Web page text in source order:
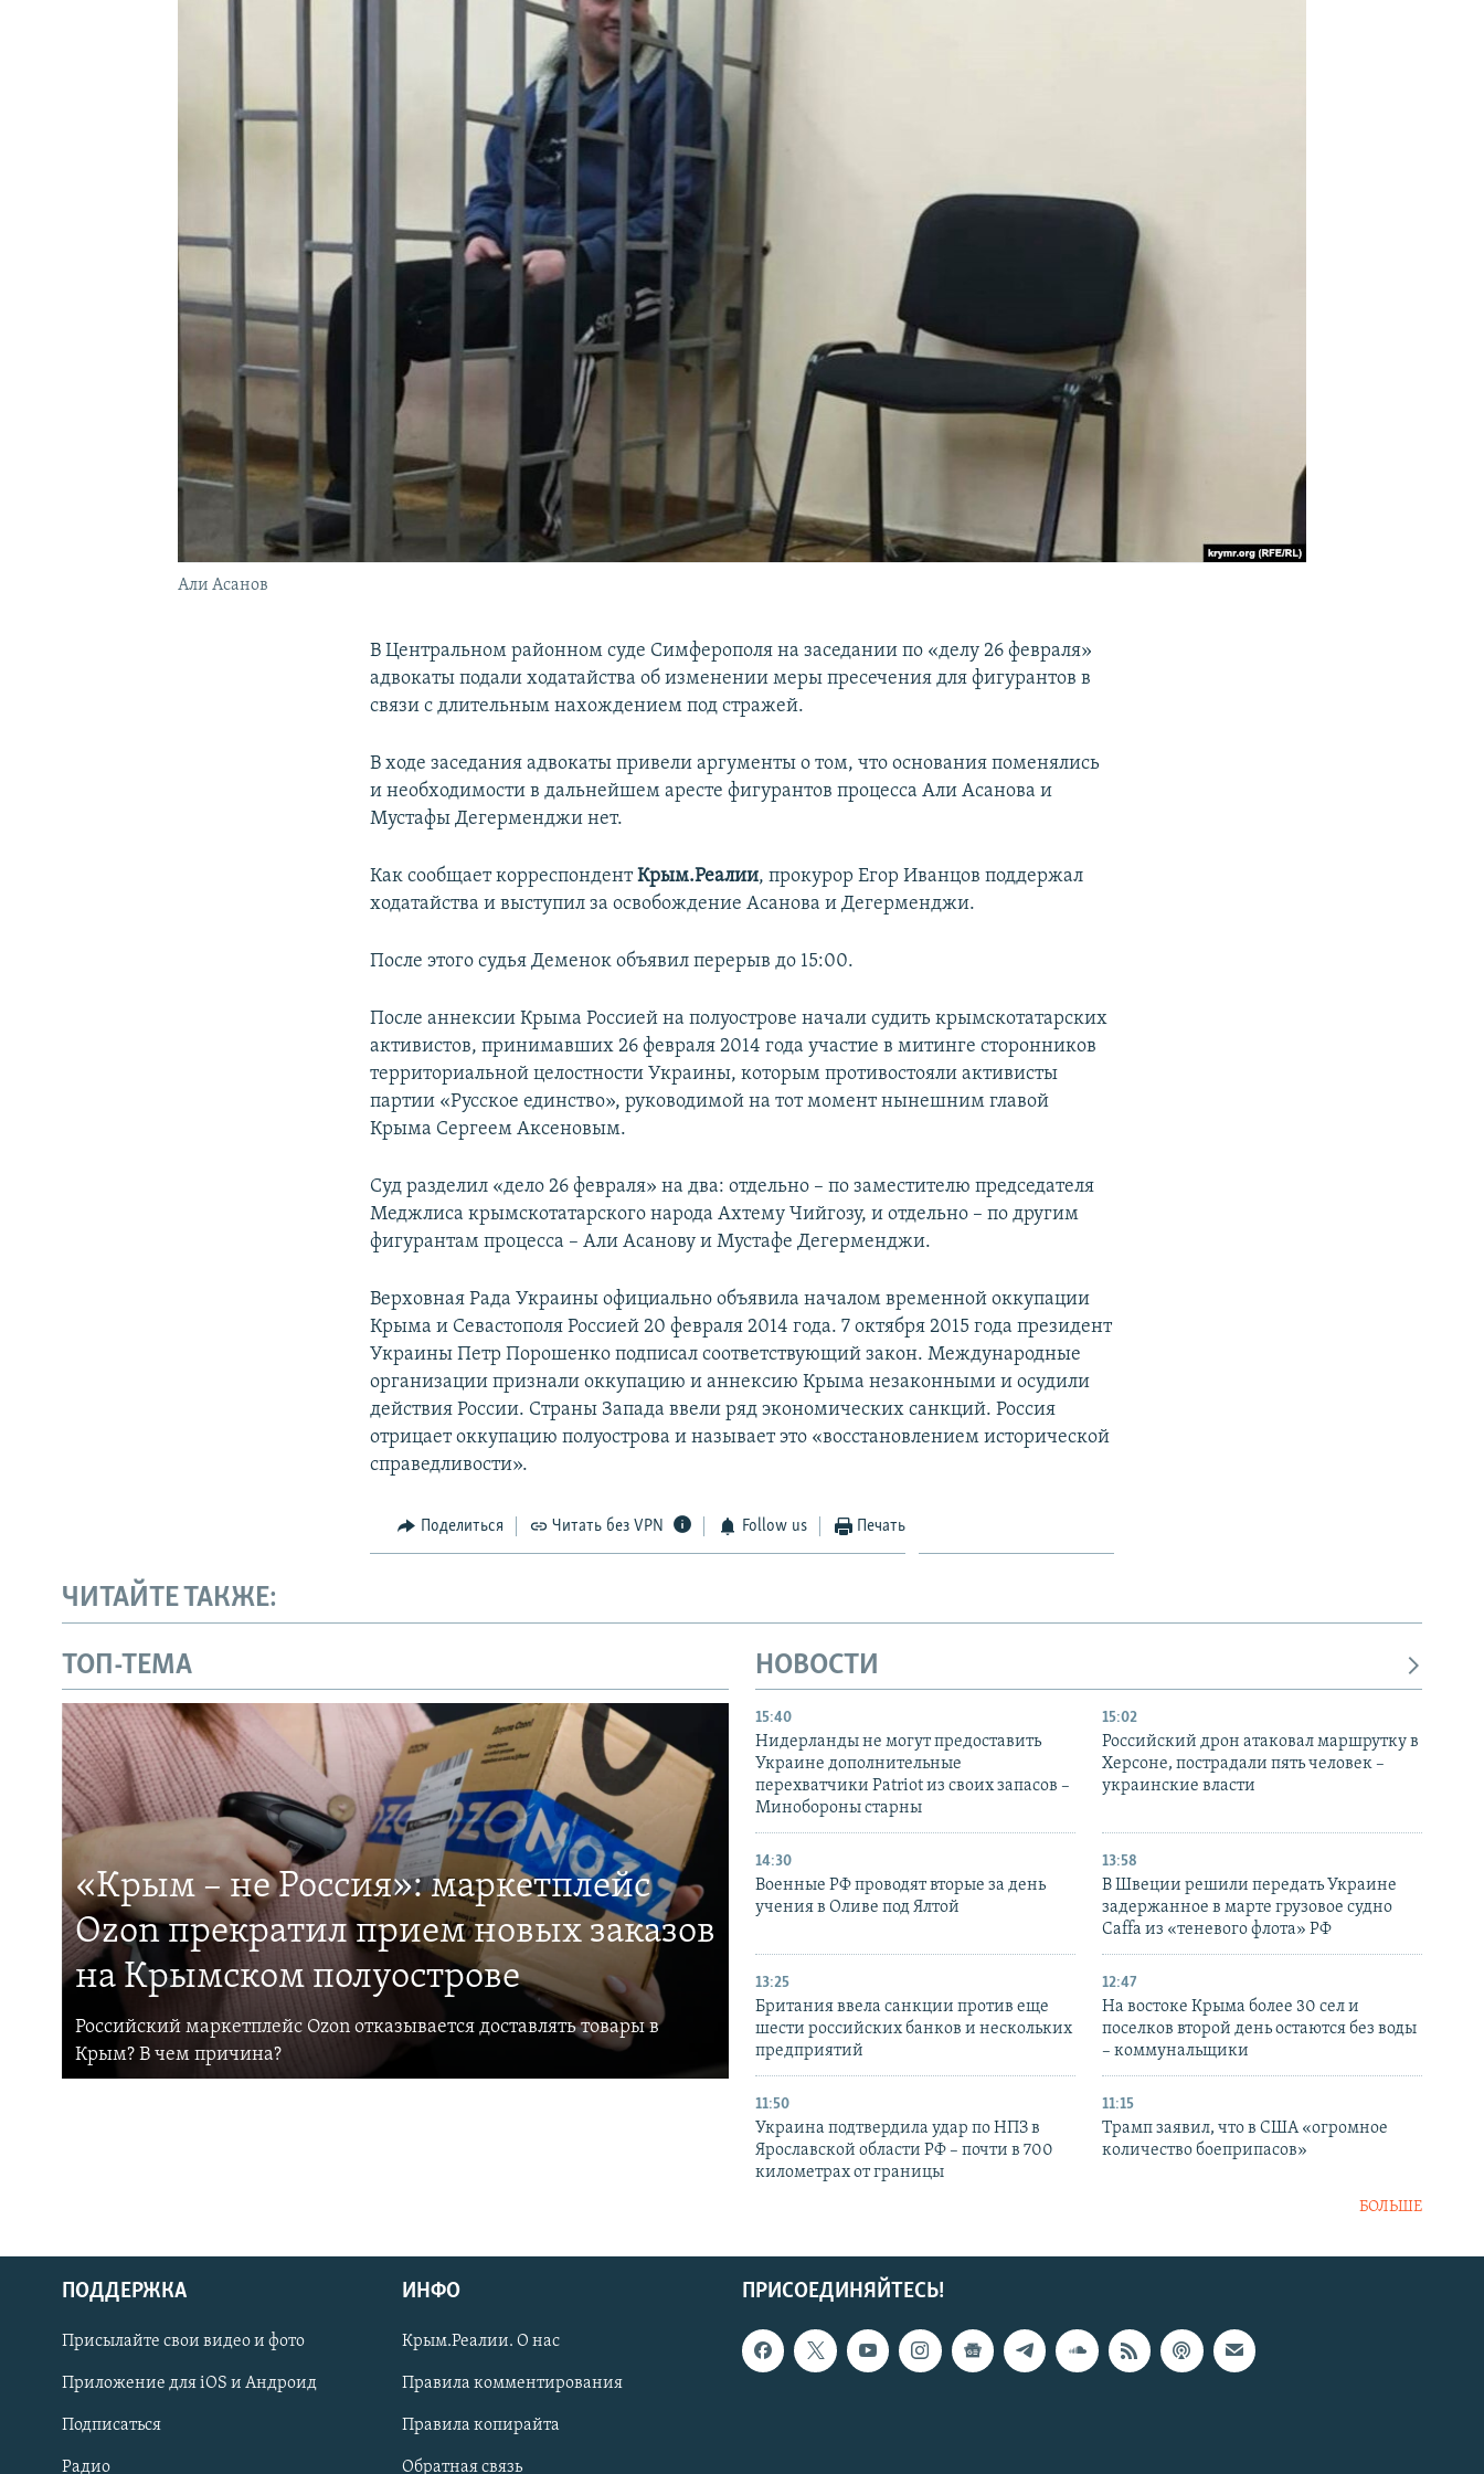
УКРАИНСКАЯ ПРОБЛЕМА КРЫМА
Українською
Qırımtatar
ПРИСОЕДИНЯЙТЕСЬ!
Али Асанов
В Центральном районном суде Симферополя на заседании по «делу 26 февраля»
адвокаты подали ходатайства об изменении меры пресечения для фигурантов в
связи с длительным нахождением под стражей.
В ходе заседания адвокаты привели аргументы о том, что основания поменялись
и необходимости в дальнейшем аресте фигурантов процесса Али Асанова и
Мустафы Дегерменджи нет.
Как сообщает корреспондентКрым.Реалии, прокурор Егор Иванцов поддержал
ходатайства и выступил за освобождение Асанова и Дегерменджи.
После этого судья Деменок объявил перерыв до 15:00.
После аннексии Крыма Россией на полуострове начали судить крымскотатарских
активистов, принимавших 26 февраля 2014 года участие в митинге сторонников
территориальной целостности Украины, которым противостояли активисты
партии «Русское единство», руководимой на тот момент нынешним главой
Крыма Сергеем Аксеновым.
Суд разделил «дело 26 февраля» на два: отдельно – по заместителю председателя
Меджлиса крымскотатарского народа Ахтему Чийгозу, и отдельно – по другим
фигурантам процесса – Али Асанову и Мустафе Дегерменджи.
Верховная Рада Украины официально объявила началом временной оккупации
Крыма и Севастополя Россией 20 февраля 2014 года. 7 октября 2015 года президент
Украины Петр Порошенко подписал соответствующий закон. Международные
организации признали оккупацию и аннексию Крыма незаконными и осудили
действия России. Страны Запада ввели ряд экономических санкций. Россия
отрицает оккупацию полуострова и называет это «восстановлением исторической
справедливости».
Поделиться Читать без VPN Follow us Печать
ЧИТАЙТЕ ТАКЖЕ:
ТОП-ТЕМА
«Крым – не Россия»: маркетплейс
Ozon прекратил прием новых заказов
на Крымском полуострове
Российский маркетплейс Ozon отказывается доставлять товары в
Крым? В чем причина?
НОВОСТИ
15:40
Нидерланды не могут предоставить
Украине дополнительные
перехватчики Patriot из своих запасов –
Минобороны старны
15:02
Российский дрон атаковал маршрутку в
Херсоне, пострадали пять человек –
украинские власти
14:30
Военные РФ проводят вторые за день
учения в Оливе под Ялтой
13:58
В Швеции решили передать Украине
задержанное в марте грузовое судно
Caffa из «теневого флота» РФ
13:25
Британия ввела санкции против еще
шести российских банков и нескольких
предприятий
12:47
На востоке Крыма более 30 сел и
поселков второй день остаются без воды
– коммунальщики
11:50
Украина подтвердила удар по НПЗ в
Ярославской области РФ – почти в 700
километрах от границы
11:15
Трамп заявил, что в США «огромное
количество боеприпасов»
БОЛЬШЕ
ПРИСОЕДИНЯЙТЕСЬ!
ПОДДЕРЖКА
Присылайте свои видео и фото
Приложение для iOS и Андроид
Подписаться
Радио
ИНФО
Крым.Реалии. О нас
Правила комментирования
Правила копирайта
Обратная связь